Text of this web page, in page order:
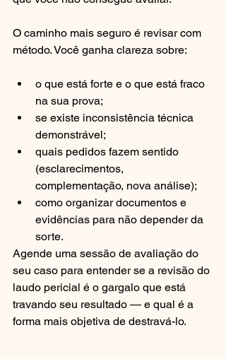
O caminho mais seguro é revisar com
método. Você ganha clareza sobre:
o que está forte e o que está fraco
na sua prova;
se existe inconsistência técnica
demonstrável;
quais pedidos fazem sentido
(esclarecimentos,
complementação, nova análise);
como organizar documentos e
evidências para não depender da
sorte.
Agende uma sessão de avaliação do
seu caso para entender se a revisão do
laudo pericial é o gargalo que está
travando seu resultado — e qual é a
forma mais objetiva de destravá-lo.